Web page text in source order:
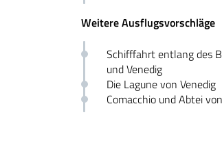
Weitere Ausflugsvorschläge
Schifffahrt entlang des
und Venedig
Die Lagune von Venedig
Comacchio und Abtei